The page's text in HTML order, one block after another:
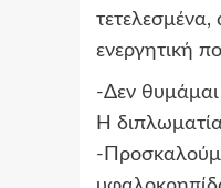
ενεργητική
-Δεν θυμάμαι
Η
-